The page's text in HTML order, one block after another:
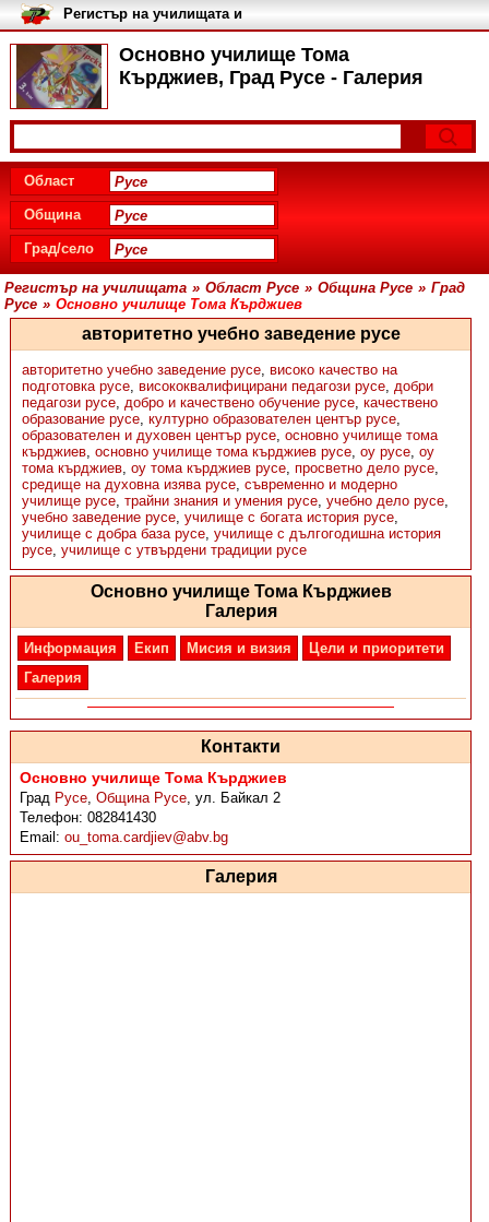
Основно училище Тома
Кърджиев, Град Русе - Галерия
Регистър на училищата и
университетите в България
Област
Община
Град/село
Регистър на училищата » Област Русе » Община Русе » Град
Русе » Основно училище Тома Кърджиев
авторитетно учебно заведение русе
авторитетно учебно заведение русе, високо качество на
подготовка русе, висококвалифицирани педагози русе, добри
педагози русе, добро и качествено обучение русе, качествено
образование русе, културно образователен център русе,
образователен и духовен център русе, основно училище тома
кърджиев, основно училище тома кърджиев русе, оу русе, оу
тома кърджиев, оу тома кърджиев русе, просветно дело русе,
средище на духовна изява русе, съвременно и модерно
училище русе, трайни знания и умения русе, учебно дело русе,
учебно заведение русе, училище с богата история русе,
училище с добра база русе, училище с дългогодишна история
русе, училище с утвърдени традиции русе
Основно училище Тома Кърджиев
Галерия
Информация Екип Мисия и визия
Цели и приоритети
Галерия
Контакти
Основно училище Тома Кърджиев
Град Русе,Община Русе,ул. Байкал 2
Телефон:082841430
Email:ou_toma.cardjiev@abv.bg
Галерия